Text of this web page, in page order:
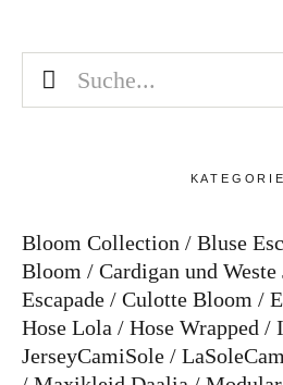
Bloom Collection Bluse
Bloom
Cardigan und
Escapade
Culotte Bloom
Hose Lola
Hose Wrapped
JerseyCamiSole